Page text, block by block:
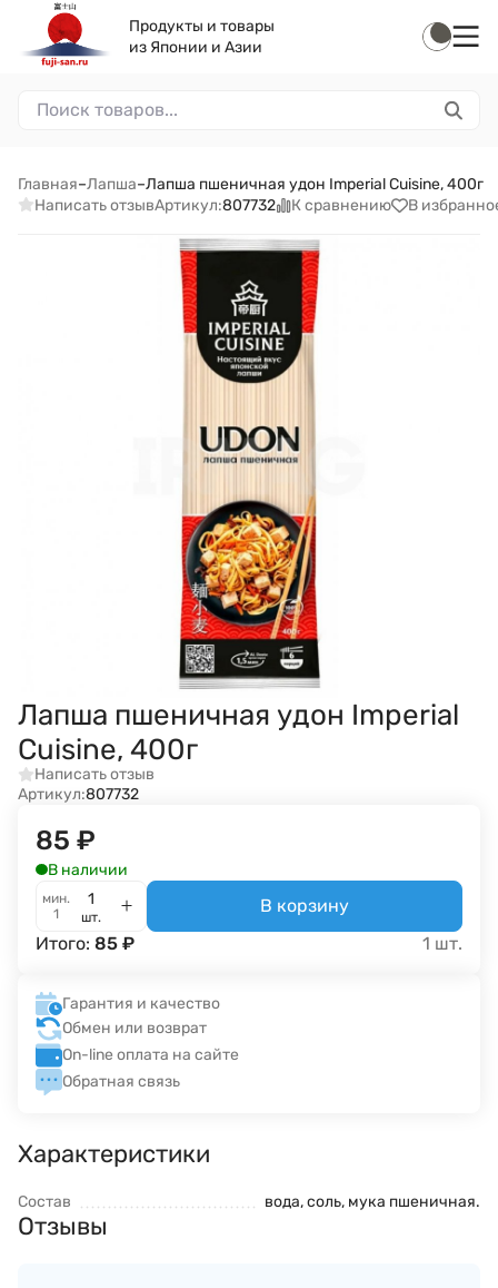
Продукты и товары
из Японии и Азии
Главная–Лапша–Лапша пшеничная удон Imperial Cuisine, 400г
Написать отзывАртикул:807732 К сравнению В
Лапша пшеничная удон Imperial
Cuisine, 400г
Написать отзыв
Артикул:807732
85 ₽
В наличии
мин.
1
шт.
В корзину
Итого: 85 ₽ 1 шт.
Гарантия и качество
Обмен или возврат
On-line оплата на сайте
Обратная связь
Характеристики
Состав вода, соль, мука пшеничная.
Отзывы